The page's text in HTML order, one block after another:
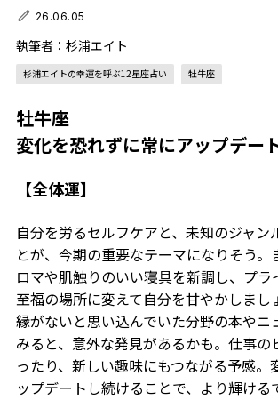
26.06.05
執筆者： 杉浦エイト
杉浦エイトの幸運を呼ぶ12星座占い 牡牛座
牡牛座
変化を恐れずに常にアップデー
【全体運】
自分を労るセルフケアと、未知のジャン
とが、今期の重要なテーマになりそう。
ロマや肌触りのいい寝具を新調し、プラ
至福の場所に変えて自分を甘やかしまし
縁がないと思い込んでいた分野の本やニ
みると、意外な発見があるかも。仕事の
ったり、新しい趣味にもつながる予感。
ップデートし続けることで、より輝ける